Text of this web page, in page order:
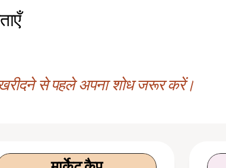
खरीदने से पहले अपना शोध जरूर करें।